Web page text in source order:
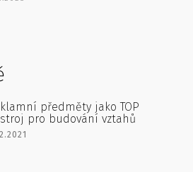
předměty jako TOP
pro budování vztahů